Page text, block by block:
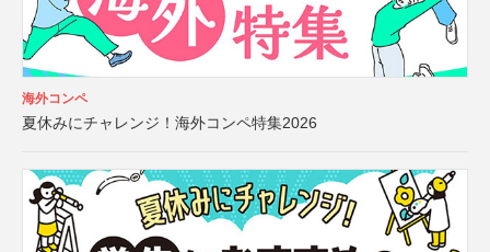
海外コンペ
夏休みにチャレンジ！海外コンペ特集2026